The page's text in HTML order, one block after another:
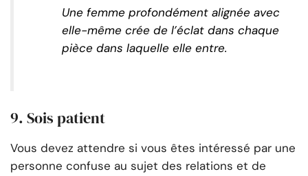
Une femme profondément alignée avec
elle-même crée de l’éclat dans chaque
pièce dans laquelle elle entre.
9. Sois patient
Vous devez attendre si vous êtes intéressé par une
personne confuse au sujet des relations et de